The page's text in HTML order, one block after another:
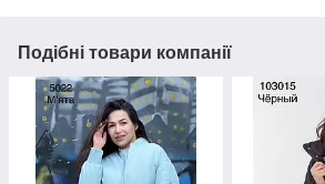
Подібні товари компанії